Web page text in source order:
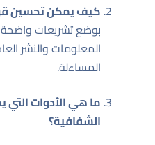
كيف يمكن تحسين
بوضع تشريعات
المعلومات والنشر
المساءلة.
ما هي الأدوات التي
الشفافية؟